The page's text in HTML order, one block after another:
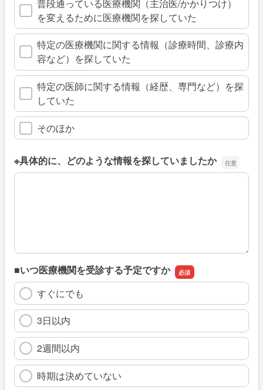
普段通っている医療機関（主治医/かかりつけ）
を変えるために医療機関を探していた
特定の医療機関に関する情報（診療時間、診療内
容など）を探していた
特定の医師に関する情報（経歴、専門など）を探
していた
そのほか
※具体的に、どのような情報を探していましたか
※具体的に、どのような情報を探していましたか
■いつ医療機関を受診する予定ですか
すぐにでも
3日以内
2週間以内
時期は決めていない